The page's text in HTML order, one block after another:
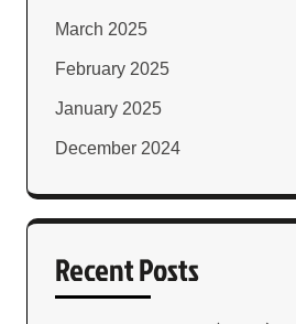
March 2025
February 2025
January 2025
December 2024
Recent Posts